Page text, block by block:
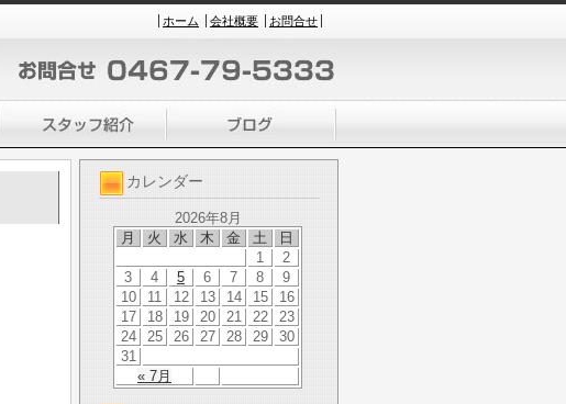
ホーム 会社概要 お問合せ
カレンダー
2026年8月
月
火 水 木 金 土 日
« 7月
1
2
3
4 5 6 7 8
9
10
11 12 13 14 15
16
17
18 19 20 21 22
23
24
25 26 27 28 29
30
31